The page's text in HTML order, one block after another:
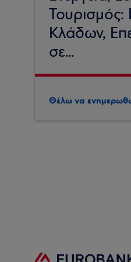
Τουρισμός:
Κλάδων,
σε...
Θέλω να